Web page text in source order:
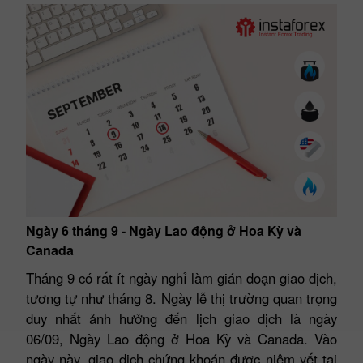
Ngày 6 tháng 9 - Ngày Lao động ở Hoa Kỳ và
Canada
Tháng 9 có rất ít ngày nghỉ làm gián đoạn giao dịch,
tương tự như tháng 8. Ngày lễ thị trường quan trọng
duy nhất ảnh hưởng đến lịch giao dịch là ngày
06/09, Ngày Lao động ở Hoa Kỳ và Canada. Vào